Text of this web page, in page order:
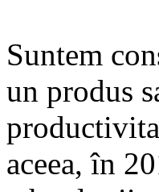
Suntem
un produs
aceea, în